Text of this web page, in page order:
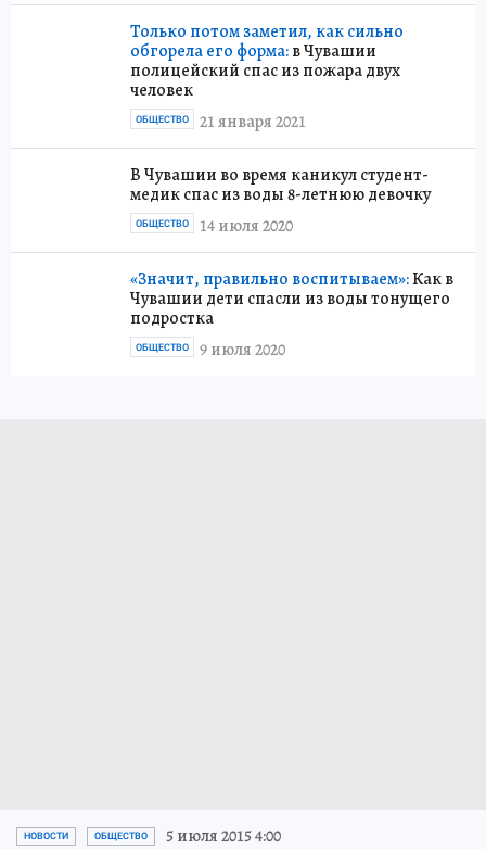
Только потом заметил, как сильно
обгорела его форма:в Чувашии
полицейский спас из пожара двух
человек
21 января 2021
ОБЩЕСТВО
В Чувашии во время каникул студент-
медик спас из воды 8-летнюю девочку
14 июля 2020
ОБЩЕСТВО
«Значит, правильно воспитываем»:Как в
Чувашии дети спасли из воды тонущего
подростка
9 июля 2020
ОБЩЕСТВО
НОВОСТИ ОБЩЕСТВО 5 июля 2015 4:00